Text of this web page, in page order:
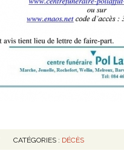
CATÉGORIES : DÉCÈS